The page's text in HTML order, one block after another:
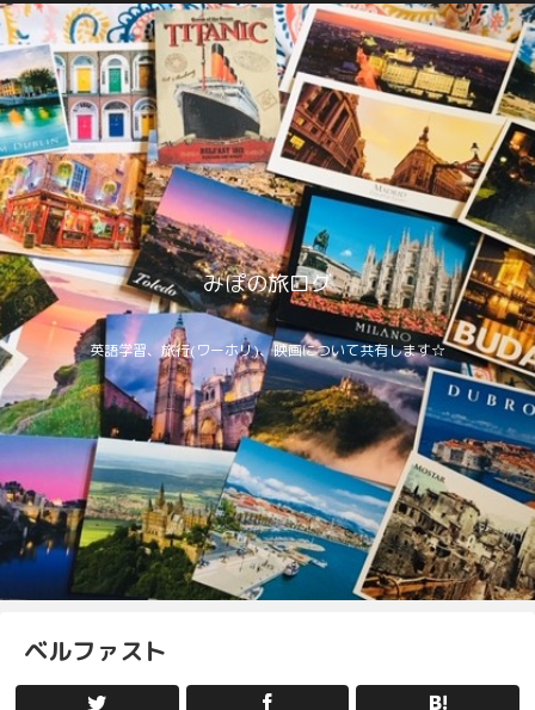
みぽの旅ログ
英語学習、旅行(ワーホリ)、映画について共有します☆
ベルファスト